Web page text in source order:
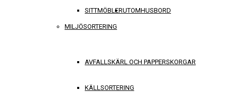
SITTMÖBLERUTOMHUSBORD
MILJÖSORTERING
AVFALLSKÄRL OCH PAPPERSKORGAR
KÄLLSORTERING